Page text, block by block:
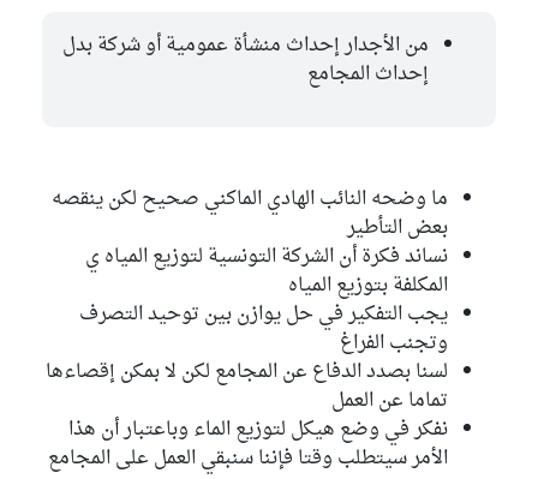
من الأجدار إحداث منشأة عمومية أو شركة بدل
إحداث المجامع
ما وضحه النائب الهادي الماكني صحيح لكن ينقصه
بعض التأطير
نساند فكرة أن الشركة التونسية لتوزيع المياه ي
المكلفة بتوزيع المياه
يجب التفكير في حل يوازن بين توحيد التصرف
وتجنب الفراغ
لسنا بصدد الدفاع عن المجامع لكن لا بمكن إقصاءها
تماما عن العمل
نفكر في وضع هيكل لتوزيع الماء وباعتبار أن هذا
الأمر سيتطلب وقتا فإننا سنبقي العمل على المجامع